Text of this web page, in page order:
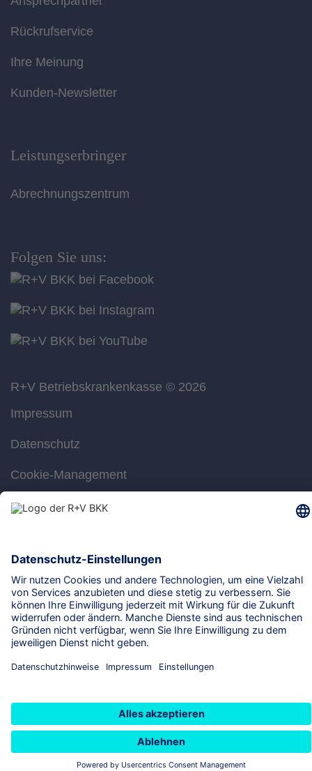
Rückrufservice
Ihre Meinung
Kunden-Newsletter
Leistungserbringer
Abrechnungszentrum
Folgen Sie uns:
R+V Betriebskrankenkasse © 2026
Impressum
Datenschutz
Cookie-Management
Barrierefreiheit
Leichte Sprache